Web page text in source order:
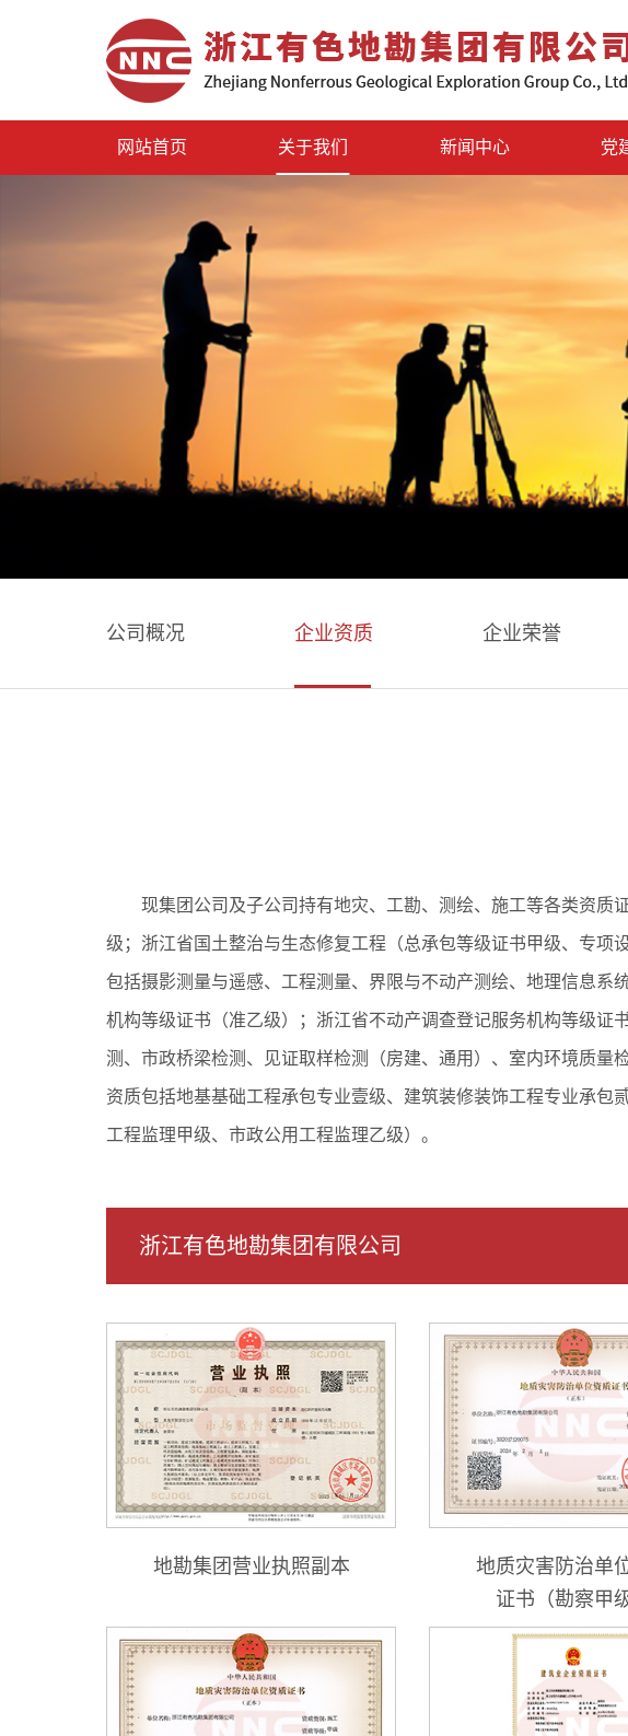
网站首页 关于我们 新闻中心 党
公司概况 企业资质 企业荣誉
现集团公司及子公司持有地灾、工勘、测绘、施工等各类资
级；浙江省国土整治与生态修复工程（总承包等级证书甲级、专
包括摄影测量与遥感、工程测量、界限与不动产测绘、地理信息
机构等级证书（准乙级）；浙江省不动产调查登记服务机构等级
测、市政桥梁检测、见证取样检测（房建、通用）、室内环境质
资质包括地基基础工程承包专业壹级、建筑装修装饰工程专业承
工程监理甲级、市政公用工程监理乙级）。
浙江有色地勘集团有限公司
地勘集团营业执照副本
地质灾害防治单
证书（勘察甲级